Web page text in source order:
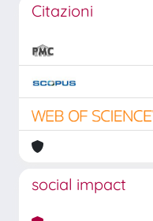
Citazioni
social impact